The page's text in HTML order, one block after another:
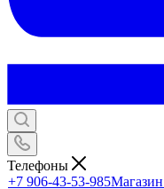
Телефоны
+7 906-43-53-985